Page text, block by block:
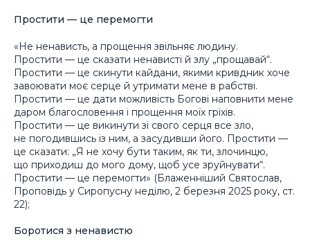
Простити — це перемогти
«Не ненависть, а прощення звільняє людину.
Простити — це сказати ненависті й злу „прощавай“.
Простити — це скинути кайдани, якими кривдник хоче
завоювати моє серце й утримати мене в рабстві.
Простити — це дати можливість Богові наповнити мене
даром благословення і прощення моїх гріхів.
Простити — це викинути зі свого серця все зло,
не погодившись із ним, а засудивши його. Простити —
це сказати: „Я не хочу бути таким, як ти, злочинцю,
що приходиш до мого дому, щоб усе зруйнувати“.
Простити — це перемогти» (Блаженніший Святослав,
Проповідь у Сиропусну неділю, 2 березня 2025 року, ст.
22);
Боротися з ненавистю